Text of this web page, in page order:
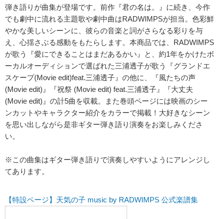
弾き語りが曲集が登場です。前作『君の名は。』に続き、今作
でも劇中に流れる主題歌や劇中曲はRADWIMPSが担当。色彩鮮
やかな美しいシーンに、彼らの音楽と詞がさらなる彩りを与
え、心揺さぶる感動をもたらします。本商品では、RADWIMPS
が歌う『愛にできることはまだあるかい』と、約1年をかけたボ
ーカルオーディションで選ばれた三浦透子が歌う『グランドエ
スケープ(Movie edit)feat.三浦透子』の他に、『風たちの声
(Movie edit)』『祝祭 (Movie edit) feat.三浦透子』『大丈夫
(Movie edit)』の計5曲を収載。また巻頭ページには映画のシー
ンカットやキャラクター紹介をカラーで掲載！大好きなシーン
を思い出しながら是非ギター弾き語り演奏をお楽しみくださ
い。
※この曲集はギター弾き語りで演奏しやすいようにアレンジし
てあります。
【特設ページ】天気の子 music by RADWIMPS 公式楽譜集